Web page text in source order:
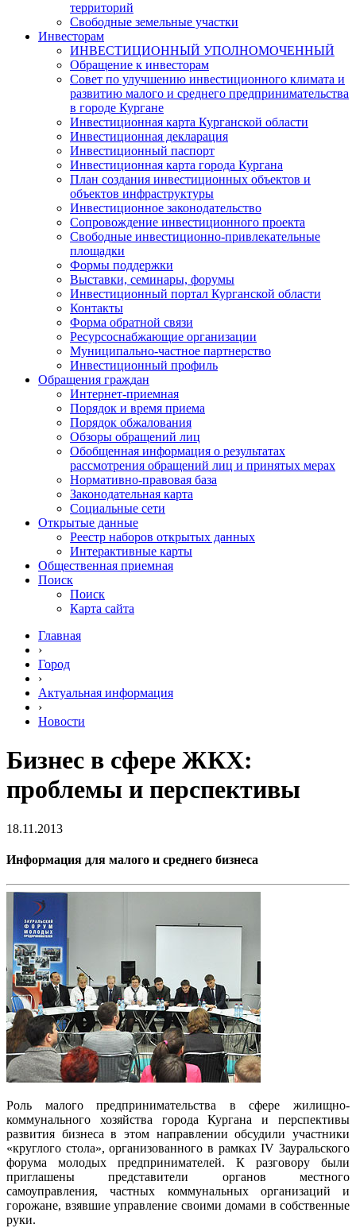
территорий
Свободные земельные участки
Инвесторам
ИНВЕСТИЦИОННЫЙ УПОЛНОМОЧЕННЫЙ
Обращение к инвесторам
Совет по улучшению инвестиционного климата и
развитию малого и среднего предпринимательства
в городе Кургане
Инвестиционная карта Курганской области
Инвестиционная декларация
Инвестиционный паспорт
Инвестиционная карта города Кургана
План создания инвестиционных объектов и
объектов инфраструктуры
Инвестиционное законодательство
Сопровождение инвестиционного проекта
Свободные инвестиционно-привлекательные
площадки
Формы поддержки
Выставки, семинары, форумы
Инвестиционный портал Курганской области
Контакты
Форма обратной связи
Ресурсоснабжающие организации
Муниципально-частное партнерство
Инвестиционный профиль
Обращения граждан
Интернет-приемная
Порядок и время приема
Порядок обжалования
Обзоры обращений лиц
Обобщенная информация о результатах
рассмотрения обращений лиц и принятых мерах
Нормативно-правовая база
Законодательная карта
Социальные сети
Открытые данные
Реестр наборов открытых данных
Интерактивные карты
Общественная приемная
Поиск
Поиск
Карта сайта
Главная
›
Город
›
Актуальная информация
›
Новости
Бизнес в сфере ЖКХ:
проблемы и перспективы
18.11.2013
Информация для малого и среднего бизнеса
Роль малого предпринимательства в сфере жилищно-
коммунального хозяйства города Кургана и перспективы
развития бизнеса в этом направлении обсудили участники
«круглого стола», организованного в рамках IV Зауральского
форума молодых предпринимателей. К разговору были
приглашены представители органов местного
самоуправления, частных коммунальных организаций и
горожане, взявшие управление своими домами в собственные
руки.